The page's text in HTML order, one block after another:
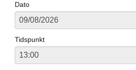
Dato
Tidspunkt